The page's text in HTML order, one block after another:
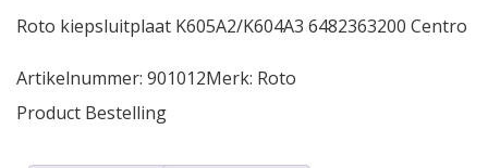
Roto kiepsluitplaat K605A2/K604A3 6482363200 Centro
Artikelnummer: 901012Merk: Roto
Product Bestelling